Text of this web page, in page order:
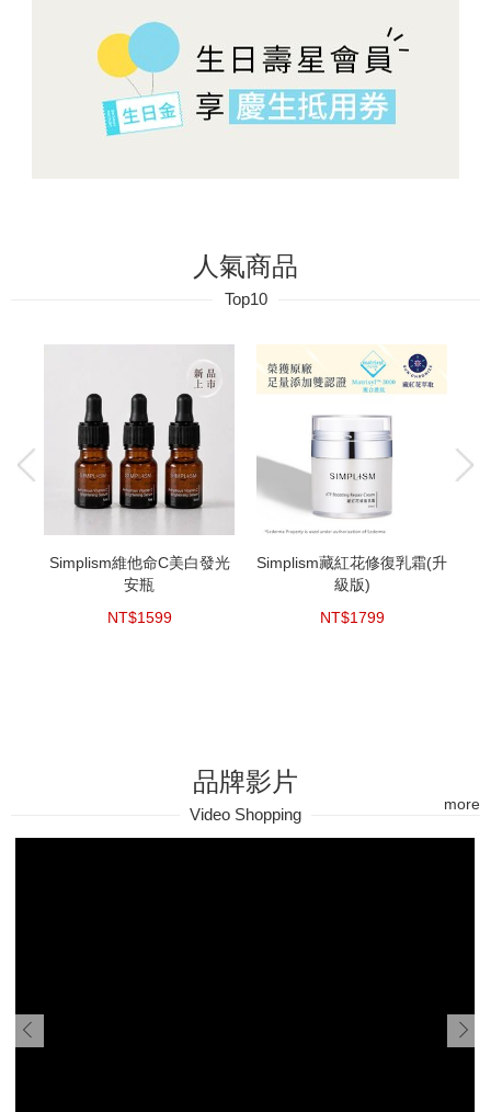
人氣商品
Top10
Simplism維他命C美白發光
安瓶
NT$1599
Simplism藏紅花修復乳霜(升
級版)
NT$1799
品牌影片
Video Shopping
more